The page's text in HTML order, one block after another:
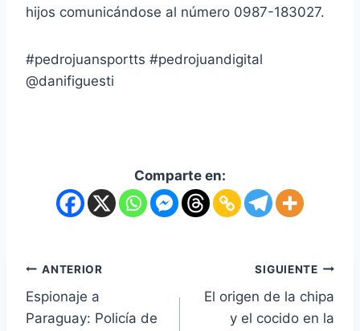
hijos comunicándose al número 0987-183027.
#pedrojuansportts #pedrojuandigital
@danifiguesti
Comparte en:
ANTERIOR
Espionaje a
Paraguay: Policía de
SIGUIENTE
El origen de la chipa
y el cocido en la